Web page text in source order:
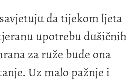
da tijekom ljeta
upotrebu dušičnih
za ruže bude ona
Uz malo pažnje i